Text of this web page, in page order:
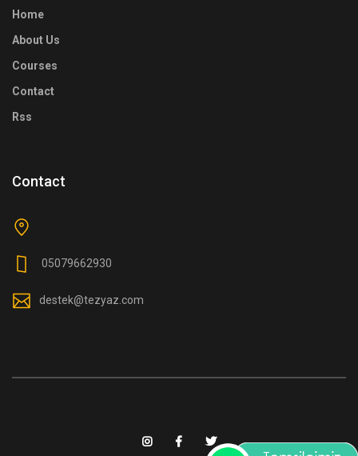
Home
About Us
Courses
Contact
Rss
Contact
05079662930
destek@tezyaz.com